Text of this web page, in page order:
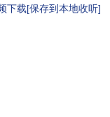
下载[保存到本地收听]